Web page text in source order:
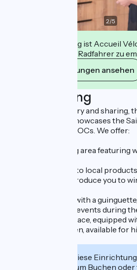
2/5
Diese Einrichtung ist Accueil
verpflichtet sich, Radfahrer zu
Ihre Verpflichtungen ansehen
Beschreibung
A place for discovery and sharing,
du Tourisme also showcases the
and Saint-Joseph AOCs. We offer:
- a retail and tasting area featuring
- a shop dedicated to local
- workshops to introduce you to
- a shaded terrace with a
hosting numerous events during
- a flexible event space, equipped
professional kitchen, available for
Interessiert Sie diese
deren Website zum Buchen